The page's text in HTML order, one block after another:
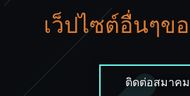
เว็ปไซต์อื่นๆข
ติดต่อสมาคม